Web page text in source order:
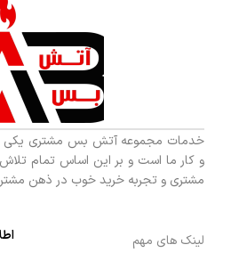
خدمات مجموعه آتش بس مشتری یکی
و کار ما است و بر این اساس تمام تلاش
مشتری و تجربه خرید خوب در ذهن
لینک های مهم